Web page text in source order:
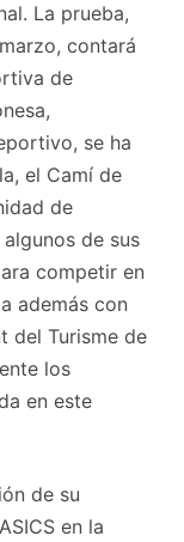
La prueba,
contará
de
se ha
el Camí de
de
de sus
competir en
además con
del Turisme de
los
en este
de su
en la